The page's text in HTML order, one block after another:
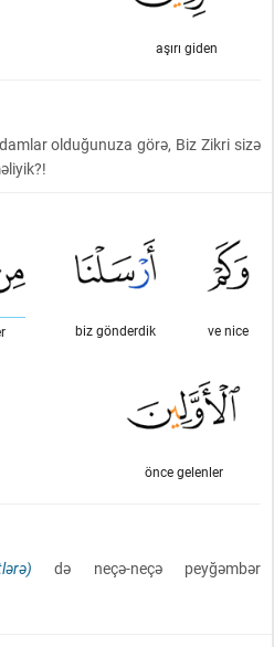
aşırı giden
olduğunuza görə, Biz Zikri sizə
ve nice
biz gönderdik
önce gelenler
də neçə-neçə peyğəmbər